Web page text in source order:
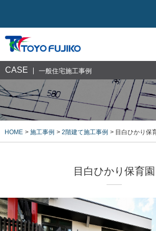
CASE 一般住宅施工事例
HOME 施工事例 2階建て施工事例 目白ひかり保
目白ひかり保育園